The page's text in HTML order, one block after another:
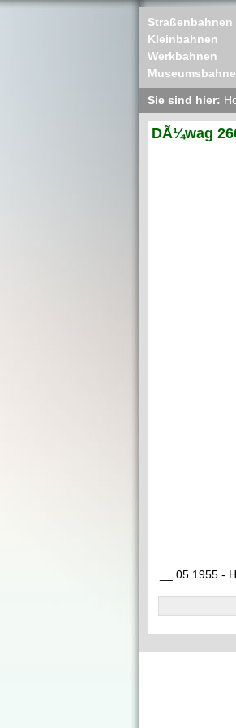
Straßenbahnen
Kleinbahnen
Werkbahnen
Sie sind hier:
DÃ¼wag
__.05.1955 -